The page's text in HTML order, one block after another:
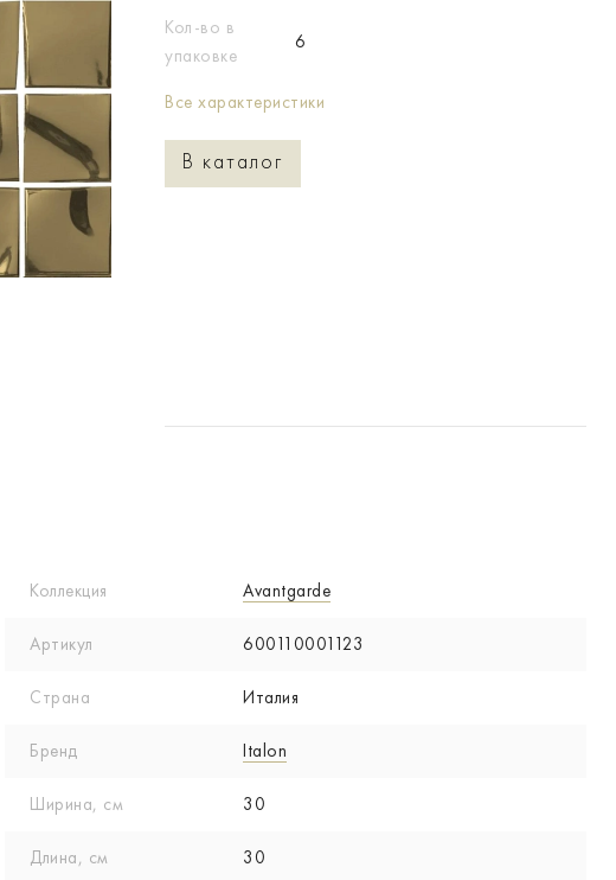
Кол-во в
упаковке
6
Все характеристики
В каталог
Коллекция Avantgarde
Артикул 600110001123
Страна Италия
Бренд Italon
Ширина, см 30
Длина, см 30